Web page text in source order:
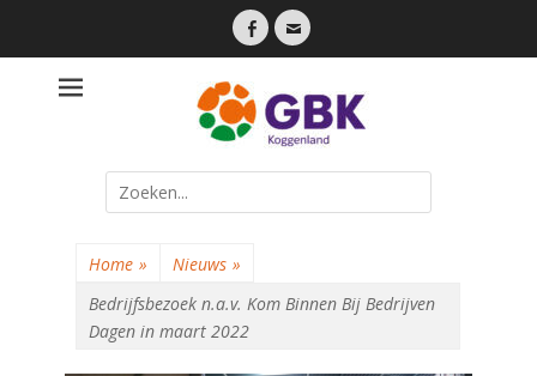
Facebook
Email
Gemeente
Belangen
Koggenland
Een lokale partij die dicht bij haar inwoners staat
Search
for:
Home » Nieuws »
Bedrijfsbezoek n.a.v. Kom Binnen Bij Bedrijven
Dagen in maart 2022